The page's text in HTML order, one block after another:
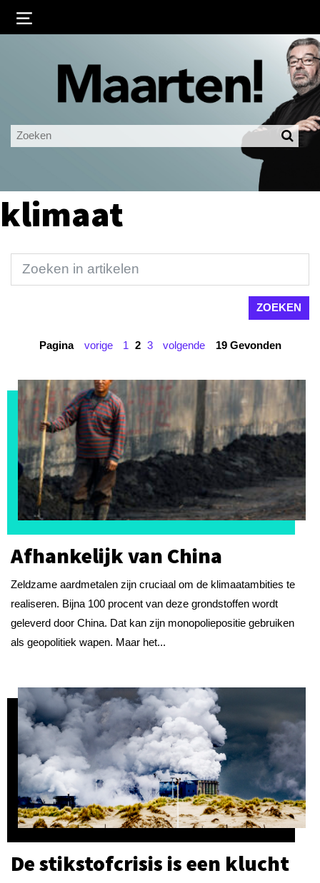
Ingelogd blijven
LOGIN
klimaat
Pagina vorige 1 2 3 volgende 19 Gevonden
Afhankelijk van China
Zeldzame aardmetalen zijn cruciaal om de klimaatambities te
realiseren. Bijna 100 procent van deze grondstoffen wordt
geleverd door China. Dat kan zijn monopoliepositie gebruiken
als geopolitiek wapen. Maar het...
De stikstofcrisis is een klucht